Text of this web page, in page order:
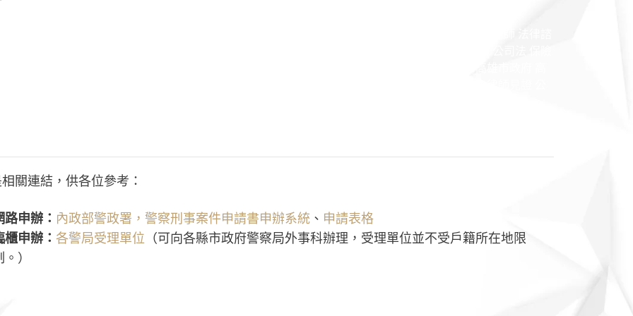
關連結，供各位參考：
路申辦： 內政部警政署，警察刑事案件申請書申辦系統 、 申請表格
櫃申辦： 各警局受理單位 （可向各縣市政府警察局外事科辦理，受理單位並不受戶籍所在地限
。）